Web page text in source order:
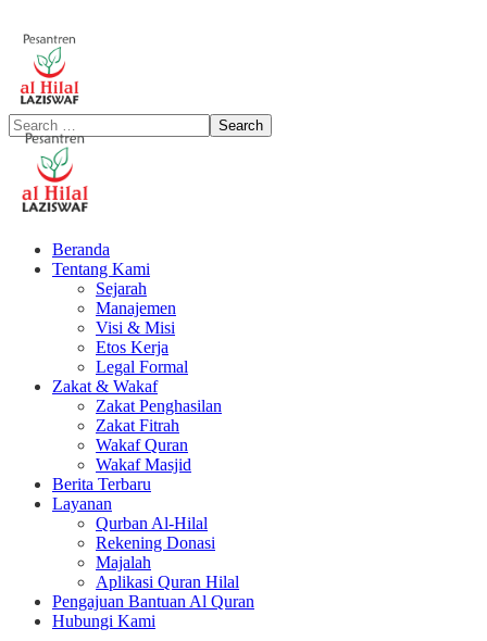
Beranda
Tentang Kami
Sejarah
Manajemen
Visi & Misi
Etos Kerja
Legal Formal
Zakat & Wakaf
Zakat Penghasilan
Zakat Fitrah
Wakaf Quran
Wakaf Masjid
Berita Terbaru
Layanan
Qurban Al-Hilal
Rekening Donasi
Majalah
Aplikasi Quran Hilal
Pengajuan Bantuan Al Quran
Hubungi Kami